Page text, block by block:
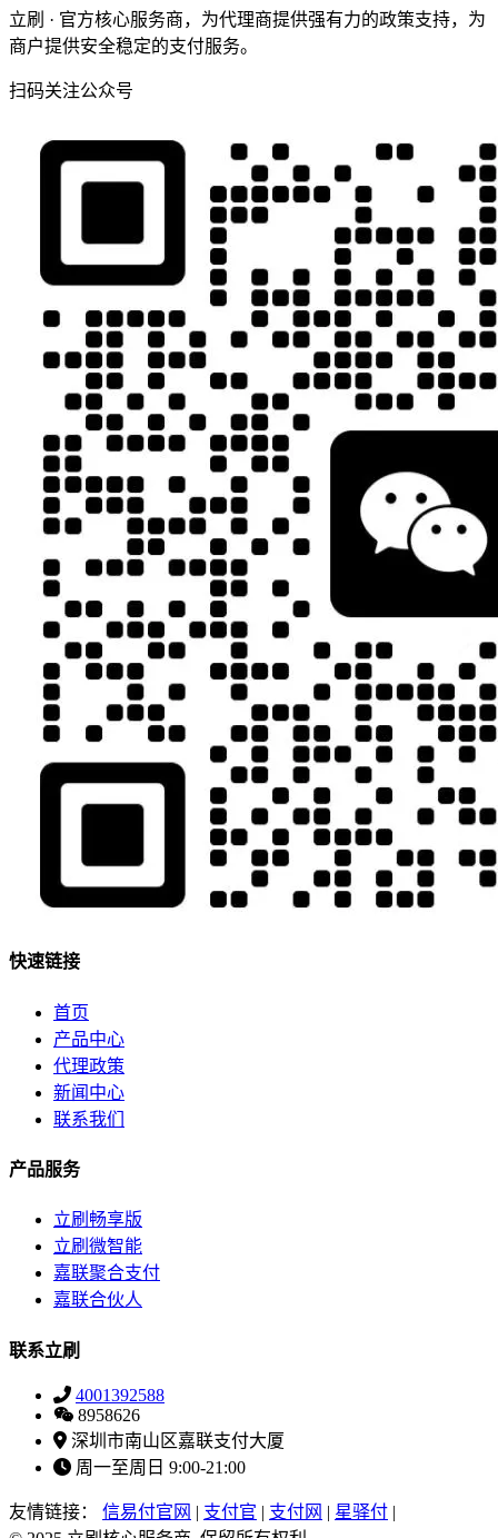
立刷 · 官方核心服务商，为代理商提供强有力的政策支持，为
商户提供安全稳定的支付服务。
扫码关注公众号
快速链接
首页
产品中心
代理政策
新闻中心
联系我们
产品服务
立刷畅享版
立刷微智能
嘉联聚合支付
嘉联合伙人
联系立刷
4001392588
8958626
深圳市南山区嘉联支付大厦
周一至周日 9:00-21:00
友情链接： 信易付官网 | 支付官 | 支付网 | 星驿付 |